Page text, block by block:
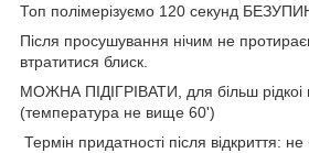
Топ полімерізуємо 120 секунд
Після просушування нічим не
втратитися блиск.
МОЖНА ПІДІГРІВАТИ, для більш рідкоі
(температура не вище 60')
Термін придатності після відкриття: не